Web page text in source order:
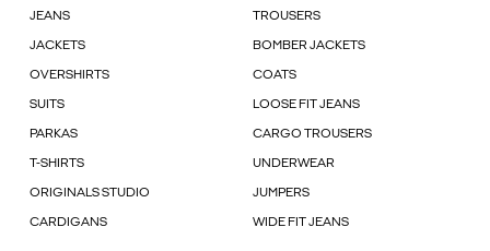
JEANS TROUSERS
JACKETS BOMBER JACKETS
OVERSHIRTS COATS
SUITS LOOSE FIT JEANS
PARKAS CARGO TROUSERS
T-SHIRTS UNDERWEAR
ORIGINALS STUDIO JUMPERS
CARDIGANS WIDE FIT JEANS